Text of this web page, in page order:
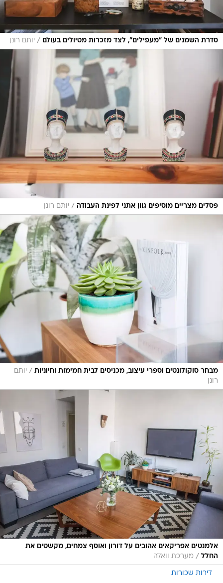
סדרת השמנים של "מעפילים", לצד מזכרות מטיולים בעולם / יותם רונן
פסלים מצריים מוסיפים גוון אתני לפינת העבודה / יותם רונן
מבחר סוקולונטים וספרי עיצוב, מכניסים לבית חמימות וחיוניות / יותם
רונן
אלמנטים אפריקאים אהובים על דורון ואוסף צמחים, מקשטים את
החלל / מערכת וואלה
דירות שכורות